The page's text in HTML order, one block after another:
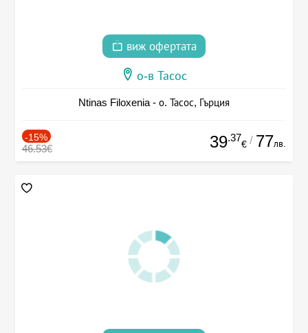
виж офертата
о-в Тасос
Ntinas Filoxenia - о. Тасос, Гърция
-15%
46.53€ 39.37
€ / 77лв.